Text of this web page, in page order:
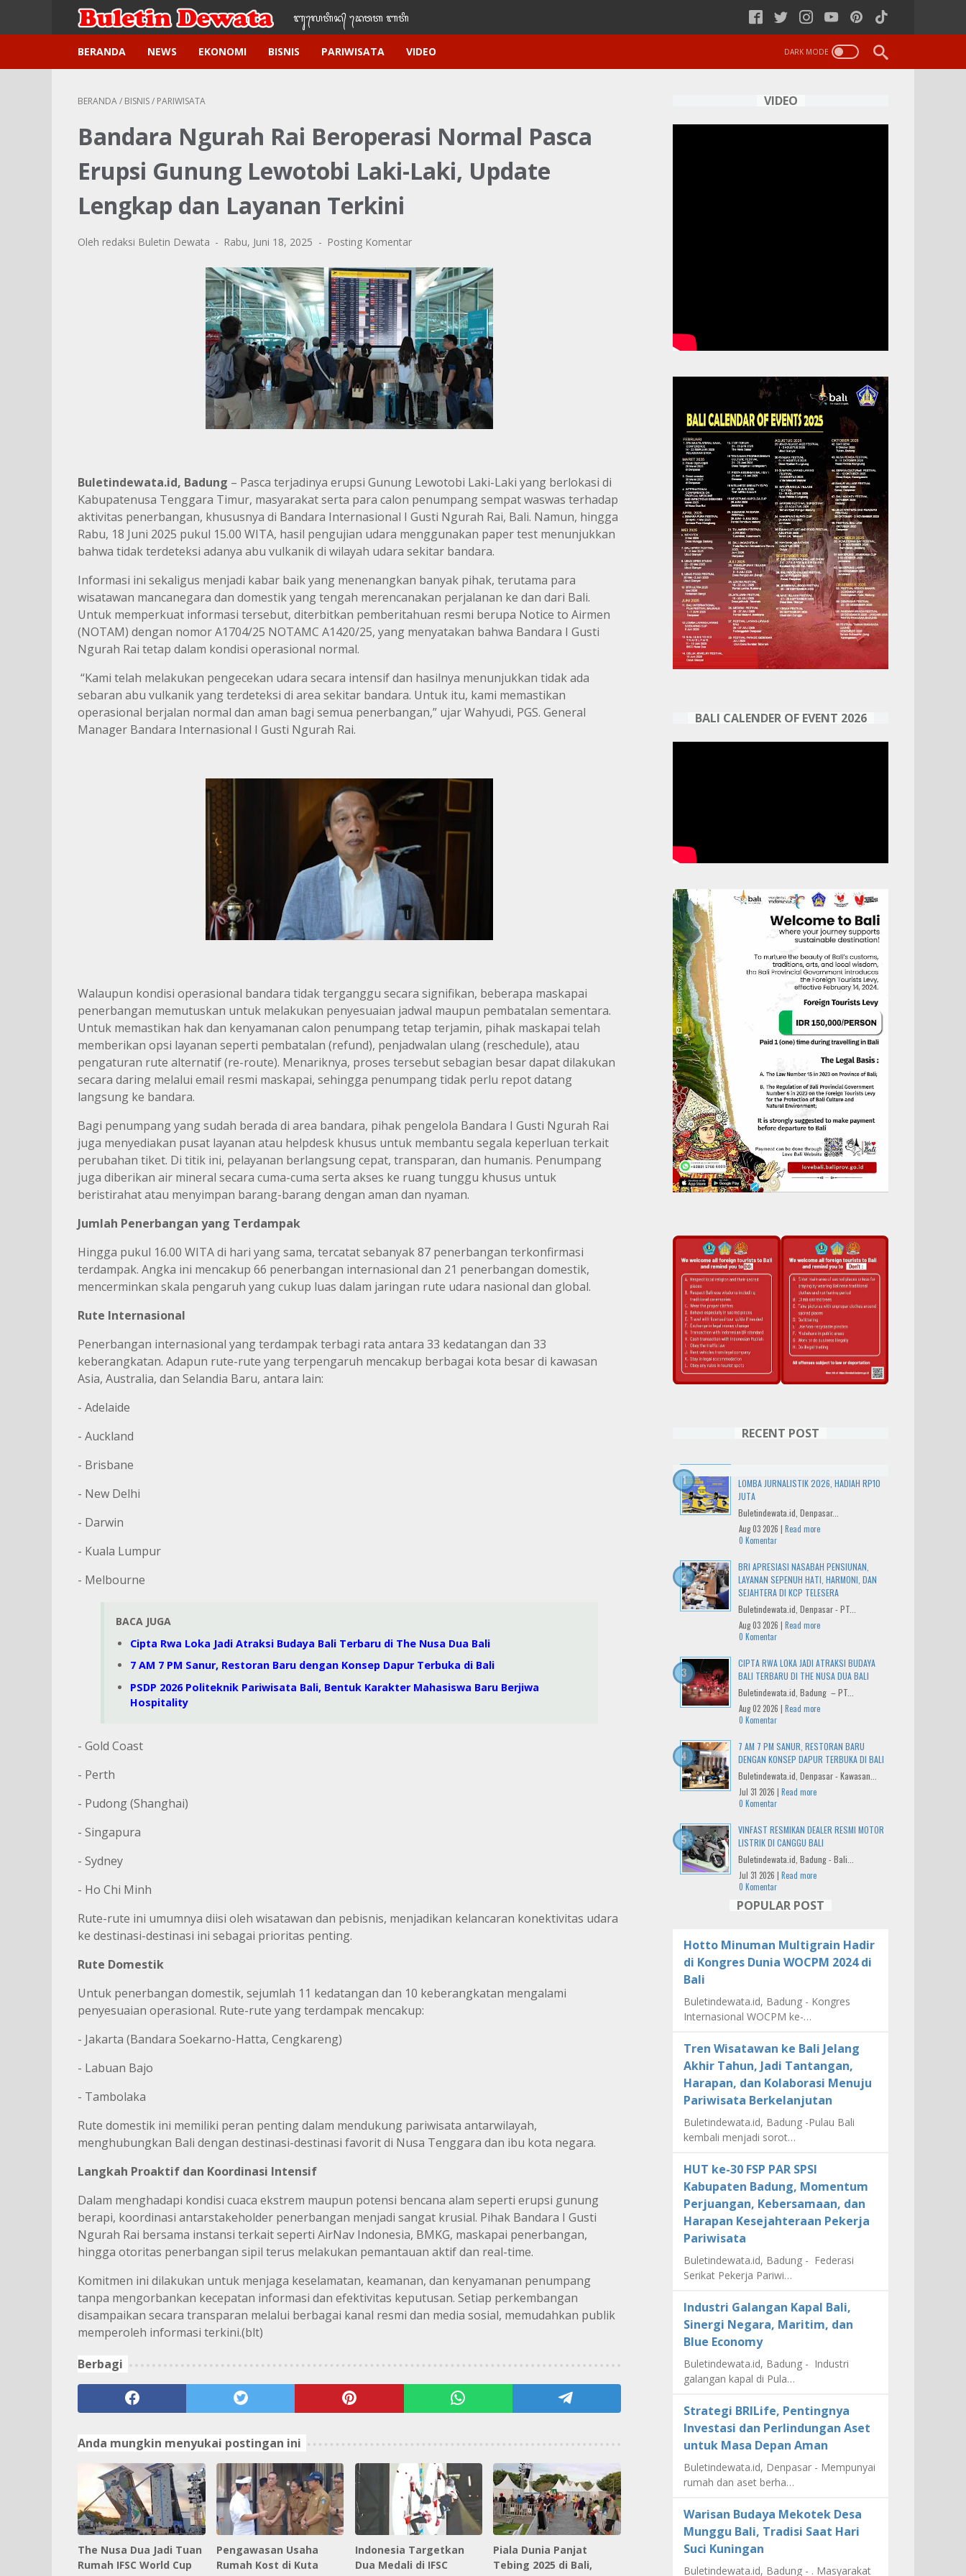
ᬩᬸ᭢ᬮᬢᬶᬦ᭄‌ ᭢ᬤᬯᬢ‌‌‌ ᬩᬢᬶ
BERANDA NEWS EKONOMI BISNIS PARIWISATA VIDEO
BERANDA/ BISNIS/ PARIWISATA
Bandara Ngurah Rai Beroperasi Normal Pasca
Erupsi Gunung Lewotobi Laki-Laki, Update
Lengkap dan Layanan Terkini
Oleh redaksi Buletin Dewata Rabu, Juni 18, 2025 Posting Komentar
Buletindewata.id, Badung – Pasca terjadinya erupsi Gunung Lewotobi Laki-Laki yang berlokasi di
Kabupatenusa Tenggara Timur, masyarakat serta para calon penumpang sempat waswas terhadap
aktivitas penerbangan, khususnya di Bandara Internasional I Gusti Ngurah Rai, Bali. Namun, hingga
Rabu, 18 Juni 2025 pukul 15.00 WITA, hasil pengujian udara menggunakan paper test menunjukkan
bahwa tidak terdeteksi adanya abu vulkanik di wilayah udara sekitar bandara.
Informasi ini sekaligus menjadi kabar baik yang menenangkan banyak pihak, terutama para
wisatawan mancanegara dan domestik yang tengah merencanakan perjalanan ke dan dari Bali.
Untuk memperkuat informasi tersebut, diterbitkan pemberitahuan resmi berupa Notice to Airmen
(NOTAM) dengan nomor A1704/25 NOTAMC A1420/25, yang menyatakan bahwa Bandara I Gusti
Ngurah Rai tetap dalam kondisi operasional normal.
“Kami telah melakukan pengecekan udara secara intensif dan hasilnya menunjukkan tidak ada
sebaran abu vulkanik yang terdeteksi di area sekitar bandara. Untuk itu, kami memastikan
operasional berjalan normal dan aman bagi semua penerbangan,” ujar Wahyudi, PGS. General
Manager Bandara Internasional I Gusti Ngurah Rai.
Walaupun kondisi operasional bandara tidak terganggu secara signifikan, beberapa maskapai
penerbangan memutuskan untuk melakukan penyesuaian jadwal maupun pembatalan sementara.
Untuk memastikan hak dan kenyamanan calon penumpang tetap terjamin, pihak maskapai telah
memberikan opsi layanan seperti pembatalan (refund), penjadwalan ulang (reschedule), atau
pengaturan rute alternatif (re-route). Menariknya, proses tersebut sebagian besar dapat dilakukan
secara daring melalui email resmi maskapai, sehingga penumpang tidak perlu repot datang
langsung ke bandara.
Bagi penumpang yang sudah berada di area bandara, pihak pengelola Bandara I Gusti Ngurah Rai
juga menyediakan pusat layanan atau helpdesk khusus untuk membantu segala keperluan terkait
perubahan tiket. Di titik ini, pelayanan berlangsung cepat, transparan, dan humanis. Penumpang
juga diberikan air mineral secara cuma-cuma serta akses ke ruang tunggu khusus untuk
beristirahat atau menyimpan barang-barang dengan aman dan nyaman.
Jumlah Penerbangan yang Terdampak
Hingga pukul 16.00 WITA di hari yang sama, tercatat sebanyak 87 penerbangan terkonfirmasi
terdampak. Angka ini mencakup 66 penerbangan internasional dan 21 penerbangan domestik,
mencerminkan skala pengaruh yang cukup luas dalam jaringan rute udara nasional dan global.
Rute Internasional
Penerbangan internasional yang terdampak terbagi rata antara 33 kedatangan dan 33
keberangkatan. Adapun rute-rute yang terpengaruh mencakup berbagai kota besar di kawasan
Asia, Australia, dan Selandia Baru, antara lain:
- Adelaide
- Auckland
- Brisbane
- New Delhi
- Darwin
- Kuala Lumpur
- Melbourne
BACA JUGA
Cipta Rwa Loka Jadi Atraksi Budaya Bali Terbaru di The Nusa Dua Bali
7 AM 7 PM Sanur, Restoran Baru dengan Konsep Dapur Terbuka di Bali
PSDP 2026 Politeknik Pariwisata Bali, Bentuk Karakter Mahasiswa Baru Berjiwa
Hospitality
- Gold Coast
- Perth
- Pudong (Shanghai)
- Singapura
- Sydney
- Ho Chi Minh
Rute-rute ini umumnya diisi oleh wisatawan dan pebisnis, menjadikan kelancaran konektivitas udara
ke destinasi-destinasi ini sebagai prioritas penting.
Rute Domestik
Untuk penerbangan domestik, sejumlah 11 kedatangan dan 10 keberangkatan mengalami
penyesuaian operasional. Rute-rute yang terdampak mencakup:
- Jakarta (Bandara Soekarno-Hatta, Cengkareng)
- Labuan Bajo
- Tambolaka
Rute domestik ini memiliki peran penting dalam mendukung pariwisata antarwilayah,
menghubungkan Bali dengan destinasi-destinasi favorit di Nusa Tenggara dan ibu kota negara.
Langkah Proaktif dan Koordinasi Intensif
Dalam menghadapi kondisi cuaca ekstrem maupun potensi bencana alam seperti erupsi gunung
berapi, koordinasi antarstakeholder penerbangan menjadi sangat krusial. Pihak Bandara I Gusti
Ngurah Rai bersama instansi terkait seperti AirNav Indonesia, BMKG, maskapai penerbangan,
hingga otoritas penerbangan sipil terus melakukan pemantauan aktif dan real-time.
Komitmen ini dilakukan untuk menjaga keselamatan, keamanan, dan kenyamanan penumpang
tanpa mengorbankan kecepatan informasi dan efektivitas keputusan. Setiap perkembangan
disampaikan secara transparan melalui berbagai kanal resmi dan media sosial, memudahkan publik
memperoleh informasi terkini.(blt)
Berbagi
Anda mungkin menyukai postingan ini
The Nusa Dua Jadi Tuan
Rumah IFSC World Cup
Pengawasan Usaha
Rumah Kost di Kuta
Indonesia Targetkan
Dua Medali di IFSC
Piala Dunia Panjat
Tebing 2025 di Bali,
VIDEO
BALI CALENDER OF EVENT 2026
RECENT POST
LOMBA JURNALISTIK 2026, HADIAH RP10
JUTA
Buletindewata.id, Denpasar...
Aug 03 2026 | Read more
0 Komentar
BRI APRESIASI NASABAH PENSIUNAN,
LAYANAN SEPENUH HATI, HARMONI, DAN
SEJAHTERA DI KCP TELESERA
Buletindewata.id, Denpasar - PT...
Aug 03 2026 | Read more
0 Komentar
CIPTA RWA LOKA JADI ATRAKSI BUDAYA
BALI TERBARU DI THE NUSA DUA BALI
Buletindewata.id, Badung – PT...
Aug 02 2026 | Read more
0 Komentar
7 AM 7 PM SANUR, RESTORAN BARU
DENGAN KONSEP DAPUR TERBUKA DI BALI
Buletindewata.id, Denpasar - Kawasan...
Jul 31 2026 | Read more
0 Komentar
VINFAST RESMIKAN DEALER RESMI MOTOR
LISTRIK DI CANGGU BALI
Buletindewata.id, Badung - Bali...
Jul 31 2026 | Read more
0 Komentar
POPULAR POST
Hotto Minuman Multigrain Hadir
di Kongres Dunia WOCPM 2024 di
Bali
Buletindewata.id, Badung - Kongres
Internasional WOCPM ke-…
Tren Wisatawan ke Bali Jelang
Akhir Tahun, Jadi Tantangan,
Harapan, dan Kolaborasi Menuju
Pariwisata Berkelanjutan
Buletindewata.id, Badung -Pulau Bali
kembali menjadi sorot…
HUT ke-30 FSP PAR SPSI
Kabupaten Badung, Momentum
Perjuangan, Kebersamaan, dan
Harapan Kesejahteraan Pekerja
Pariwisata
Buletindewata.id, Badung - Federasi
Serikat Pekerja Pariwi…
Industri Galangan Kapal Bali,
Sinergi Negara, Maritim, dan
Blue Economy
Buletindewata.id, Badung - Industri
galangan kapal di Pula…
Strategi BRILife, Pentingnya
Investasi dan Perlindungan Aset
untuk Masa Depan Aman
Buletindewata.id, Denpasar - Mempunyai
rumah dan aset berha…
Warisan Budaya Mekotek Desa
Munggu Bali, Tradisi Saat Hari
Suci Kuningan
Buletindewata.id, Badung - . Masyarakat